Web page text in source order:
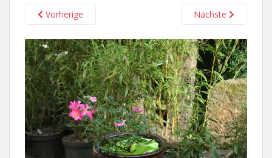
Vorherige Nächste